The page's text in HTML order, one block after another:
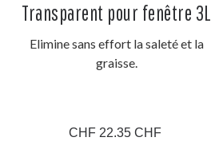
Transparent pour fenêtre 3L
Elimine sans effort la saleté et la
graisse.
CHF 22.35 CHF